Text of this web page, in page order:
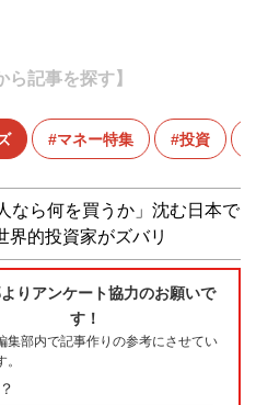
ら記事を探す】
マネー特集 投資
なら何を買うか」沈む日本で
界的投資家がズバリ